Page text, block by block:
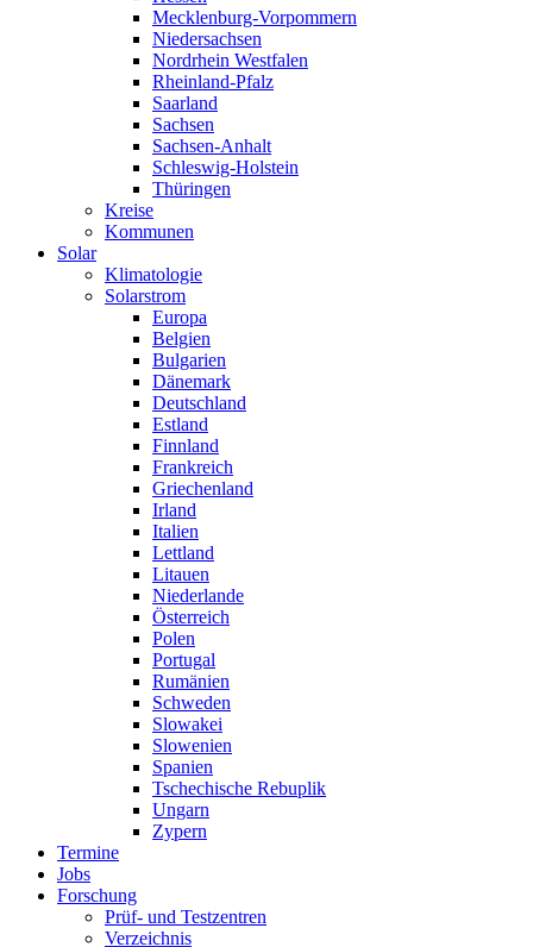
Mecklenburg-Vorpommern
Niedersachsen
Nordrhein Westfalen
Rheinland-Pfalz
Saarland
Sachsen
Sachsen-Anhalt
Schleswig-Holstein
Thüringen
Kreise
Kommunen
Solar
Klimatologie
Solarstrom
Europa
Belgien
Bulgarien
Dänemark
Deutschland
Estland
Finnland
Frankreich
Griechenland
Irland
Italien
Lettland
Litauen
Niederlande
Österreich
Polen
Portugal
Rumänien
Schweden
Slowakei
Slowenien
Spanien
Tschechische Rebuplik
Ungarn
Zypern
Termine
Jobs
Forschung
Prüf- und Testzentren
Verzeichnis